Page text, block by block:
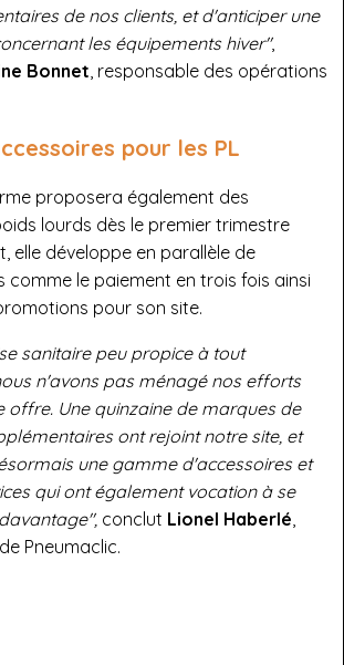
de nos clients, et d'anticiper une
les équipements hiver",
Bonnet , responsable des opérations
pour les PL
proposera également des
lourds dès le premier trimestre
elle développe en parallèle de
comme le paiement en trois fois ainsi
pour son site.
sanitaire peu propice à tout
n'avons pas ménagé nos efforts
offre. Une quinzaine de marques de
ont rejoint notre site, et
une gamme d'accessoires et
qui ont également vocation à se
conclut Lionel Haberlé
Pneumaclic.